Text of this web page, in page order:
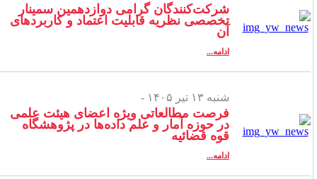
شرکت‌کنندگان گرامی دوازدهمین سمینار
تخصصی نظریه قابلیت اعتماد و کاربردهای
آن
ادامه...
شنبه ۱۳ تیر ۱۴۰۵ -
فرصت مطالعاتی ویژه اعضای هیئت علمی
در حوزه آمار و علم داده‌ها در پژوهشگاه
قوه قضائیه
ادامه...